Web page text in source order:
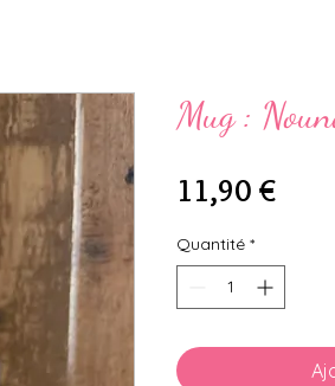
Mug :
11,90 €Prix
Quantité *